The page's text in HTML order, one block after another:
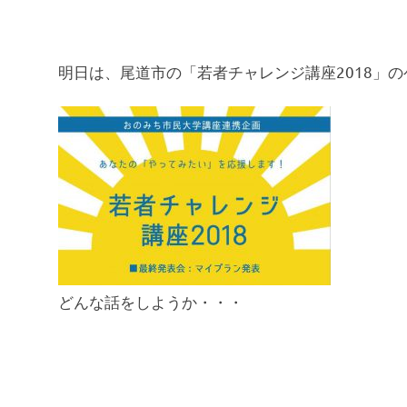
明日は、尾道市の「若者チャレンジ講座2018」の
どんな話をしようか・・・